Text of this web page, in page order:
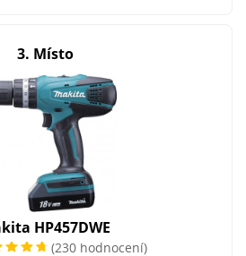
3. Místo
HP457DWE
(230 hodnocení)